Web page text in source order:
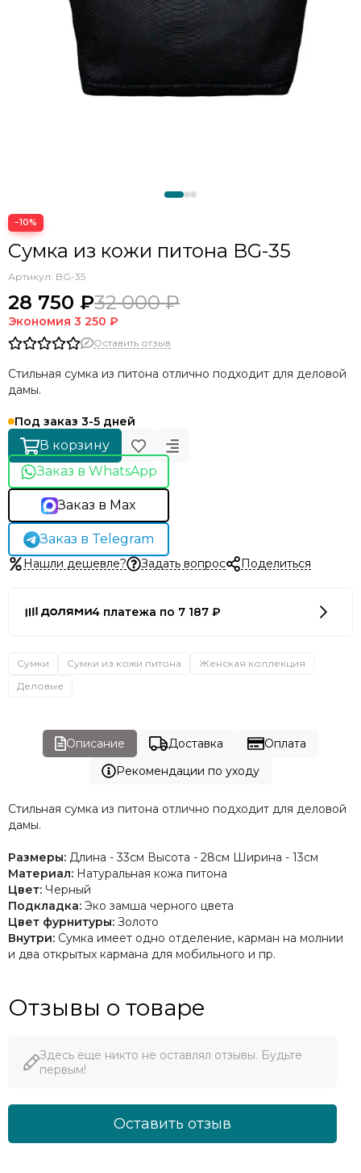
−10%
Сумка из кожи питона BG-35
Артикул: BG-35
28 750 ₽32 000 ₽
Экономия 3 250 ₽
Оставить отзыв
Стильная сумка из питона отлично подходит для деловой
дамы.
Под заказ 3-5 дней
В корзину
Заказ в WhatsApp
Заказ в Max
Заказ в Telegram
Нашли дешевле? Задать вопрос Поделиться
4 платежа по 7 187 ₽
Сумки Сумки из кожи питона
Женская коллекция
Деловые
Описание Доставка
Оплата
Рекомендации по уходу
Стильная сумка из питона отлично подходит для деловой
дамы.
Размеры: Длина - 33см Высота - 28см Ширина - 13см
Материал: Натуральная кожа питона
Цвет: Черный
Подкладка: Эко замша черного цвета
Цвет фурнитуры: Золото
Внутри: Сумка имеет одно отделение, карман на молнии
и два открытых кармана для мобильного и пр.
Отзывы о товаре
Здесь еще никто не оставлял отзывы. Будьте
первым!
Оставить отзыв